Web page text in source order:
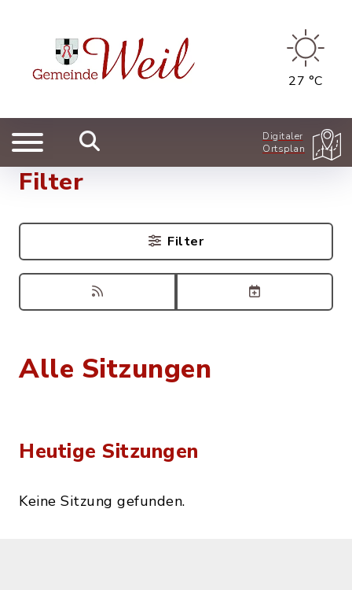
27 °C
Digitaler
Ortsplan
Alle Sitzungen
Heutige Sitzungen
Keine Sitzung gefunden.
Filter
Filter